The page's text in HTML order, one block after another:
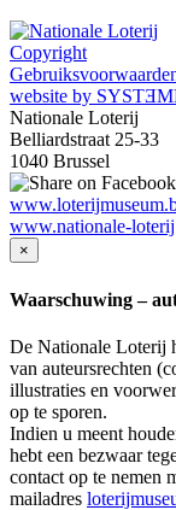
Copyright
website by
Nationale Loterij
Belliardstraat 25-33
1040 Brussel
www.nationale-
×
Waarschuwing –
De Nationale Loterij
van auteursrechten
illustraties en
op te sporen.
Indien u meent
hebt een bezwaar
contact op te nemen
mailadres